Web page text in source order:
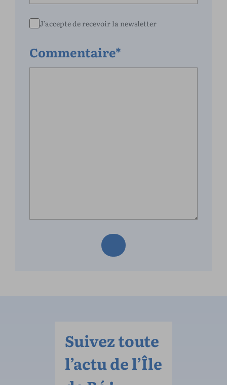
J'accepte de recevoir la newsletter
Commentaire*
Suivez toute
l’actu de l’Île